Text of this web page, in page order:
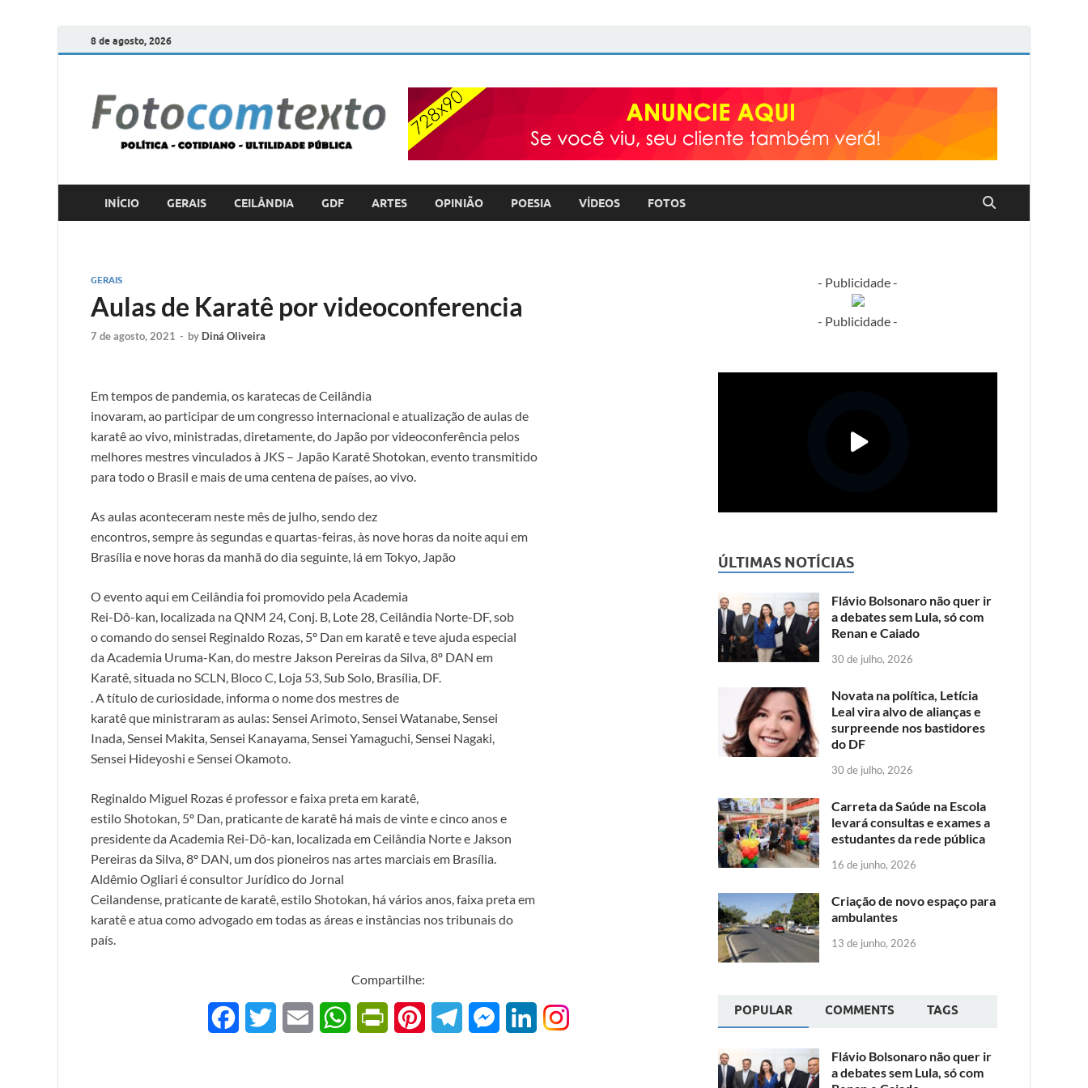
8 de agosto, 2026
FOTO com TEXTO
POLÍTICA – COTIDIANO – ULTILIDADE PÚBLICA
INÍCIO GERAIS CEILÂNDIA GDF ARTES OPINIÃO POESIA VÍDEOS FOTOS
GERAIS
Aulas de Karatê por videoconferencia
7 de agosto, 2021 - by Diná Oliveira
Em tempos de pandemia, os karatecas de Ceilândia
inovaram, ao participar de um congresso internacional e atualização de aulas de
karatê ao vivo, ministradas, diretamente, do Japão por videoconferência pelos
melhores mestres vinculados à JKS – Japão Karatê Shotokan, evento transmitido
para todo o Brasil e mais de uma centena de países, ao vivo.
As aulas aconteceram neste mês de julho, sendo dez
encontros, sempre às segundas e quartas-feiras, às nove horas da noite aqui em
Brasília e nove horas da manhã do dia seguinte, lá em Tokyo, Japão
O evento aqui em Ceilândia foi promovido pela Academia
Rei-Dô-kan, localizada na QNM 24, Conj. B, Lote 28, Ceilândia Norte-DF, sob
o comando do sensei Reginaldo Rozas, 5º Dan em karatê e teve ajuda especial
da Academia Uruma-Kan, do mestre Jakson Pereiras da Silva, 8º DAN em
Karatê, situada no SCLN, Bloco C, Loja 53, Sub Solo, Brasília, DF.
. A título de curiosidade, informa o nome dos mestres de
karatê que ministraram as aulas: Sensei Arimoto, Sensei Watanabe, Sensei
Inada, Sensei Makita, Sensei Kanayama, Sensei Yamaguchi, Sensei Nagaki,
Sensei Hideyoshi e Sensei Okamoto.
Reginaldo Miguel Rozas é professor e faixa preta em karatê,
estilo Shotokan, 5º Dan, praticante de karatê há mais de vinte e cinco anos e
presidente da Academia Rei-Dô-kan, localizada em Ceilândia Norte e Jakson
Pereiras da Silva, 8º DAN, um dos pioneiros nas artes marciais em Brasília.
Aldêmio Ogliari é consultor Jurídico do Jornal
Ceilandense, praticante de karatê, estilo Shotokan, há vários anos, faixa preta em
karatê e atua como advogado em todas as áreas e instâncias nos tribunais do
país.
Compartilhe:
W
- Publicidade -
- Publicidade -
ÚLTIMAS NOTÍCIAS
Flávio Bolsonaro não quer ir
a debates sem Lula, só com
Renan e Caiado
30 de julho, 2026
Novata na política, Letícia
Leal vira alvo de alianças e
surpreende nos bastidores
do DF
30 de julho, 2026
Carreta da Saúde na Escola
levará consultas e exames a
estudantes da rede pública
16 de junho, 2026
Criação de novo espaço para
ambulantes
13 de junho, 2026
POPULAR COMMENTS TAGS
Flávio Bolsonaro não quer ir
a debates sem Lula, só com